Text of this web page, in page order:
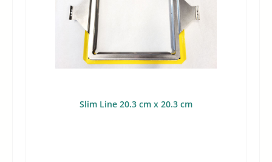
Slim Line 20.3 cm x 20.3 cm